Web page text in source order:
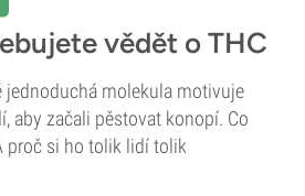
vědět o THC
jednoduchá molekula motivuje
aby začali pěstovat konopí. Co
proč si ho tolik lidí tolik